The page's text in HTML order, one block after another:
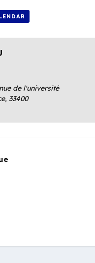
de l'université
, 33400